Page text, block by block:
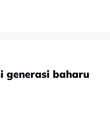
generasi baharu